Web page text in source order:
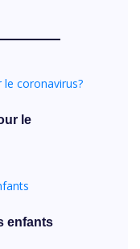
le
enfants